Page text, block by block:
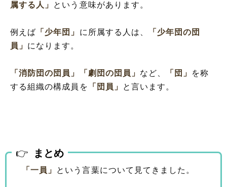
属する人」 という意味があります。
例えば 「少年団」 に所属する人は、
「少年団の団
員」 になります。
「消防団の団員」 「劇団の団員」 など、 「団」 を称
する組織の構成員を 「団員」 と言います。
まとめ
「一員」 という言葉について見てきました。